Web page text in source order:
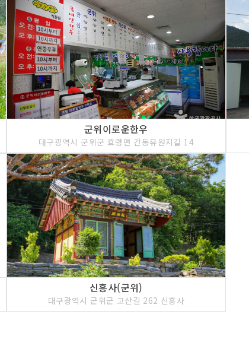
군위이로운한우
대구광역시 군위군 효령면 간동유원지길 14
신흥사(군위)
대구광역시 군위군 고산길 262 신흥사